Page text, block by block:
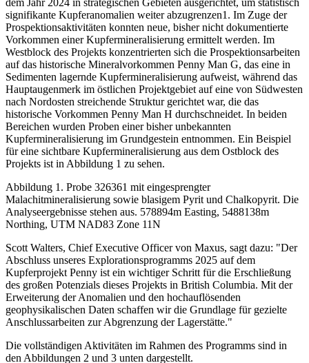
signifikante Kupferanomalien weiter abzugrenzen1. Im Zuge der
Prospektionsaktivitäten konnten neue, bisher nicht dokumentierte
Vorkommen einer Kupfermineralisierung ermittelt werden. Im
Westblock des Projekts konzentrierten sich die Prospektionsarbeiten
auf das historische Mineralvorkommen Penny Man G, das eine in
Sedimenten lagernde Kupfermineralisierung aufweist, während das
Hauptaugenmerk im östlichen Projektgebiet auf eine von Südwesten
nach Nordosten streichende Struktur gerichtet war, die das
historische Vorkommen Penny Man H durchschneidet. In beiden
Bereichen wurden Proben einer bisher unbekannten
Kupfermineralisierung im Grundgestein entnommen. Ein Beispiel
für eine sichtbare Kupfermineralisierung aus dem Ostblock des
Projekts ist in Abbildung 1 zu sehen.
Abbildung 1. Probe 326361 mit eingesprengter
Malachitmineralisierung sowie blasigem Pyrit und Chalkopyrit. Die
Analyseergebnisse stehen aus. 578894m Easting, 5488138m
Northing, UTM NAD83 Zone 11N
Scott Walters, Chief Executive Officer von Maxus, sagt dazu: "Der
Abschluss unseres Explorationsprogramms 2025 auf dem
Kupferprojekt Penny ist ein wichtiger Schritt für die Erschließung
des großen Potenzials dieses Projekts in British Columbia. Mit der
Erweiterung der Anomalien und den hochauflösenden
geophysikalischen Daten schaffen wir die Grundlage für gezielte
Anschlussarbeiten zur Abgrenzung der Lagerstätte."
Die vollständigen Aktivitäten im Rahmen des Programms sind in
den Abbildungen 2 und 3 unten dargestellt.